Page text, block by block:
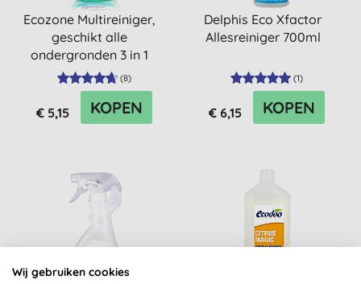
Ecozone Multireiniger,
geschikt alle
ondergronden 3 in 1
(8)
€ 5,15 KOPEN
Delphis Eco Xfactor
Allesreiniger 700ml
(1)
€ 6,15 KOPEN
Wij gebruiken cookies